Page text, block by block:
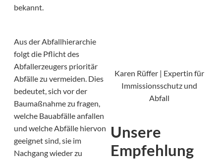
bekannt.
Aus der Abfallhierarchie
folgt die Pflicht des
Abfallerzeugers prioritär
Abfälle zu vermeiden. Dies
bedeutet, sich vor der
Baumaßnahme zu fragen,
welche Bauabfälle anfallen
und welche Abfälle hiervon
geeignet sind, sie im
Nachgang wieder zu
Karen Rüffer | Expertin für
Immissionsschutz und
Abfall
Unsere
Empfehlung